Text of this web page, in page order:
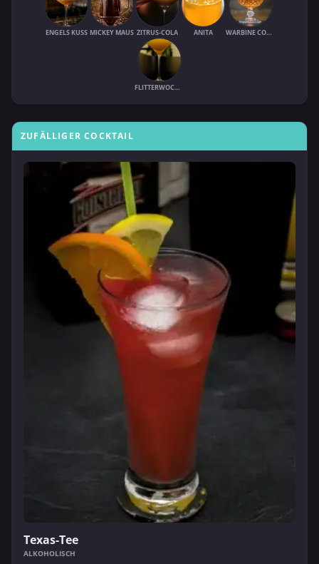
ENGELS KUSS MICKEY MAUS ZITRUS-COLA ANITA WARBINE COOLER
FLITTERWOCHEN
ZUFÄLLIGER COCKTAIL
Texas-Tee
ALKOHOLISCH